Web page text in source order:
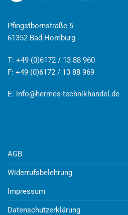
Pfingstbornstraße 5
61352 Bad Homburg
T: +49 (0)6172 / 13 88 960
F: +49 (0)6172 / 13 88 969
E: info@hermes-technikhandel.de
AGB
Widerrufsbelehrung
Impressum
Datenschutzerklärung